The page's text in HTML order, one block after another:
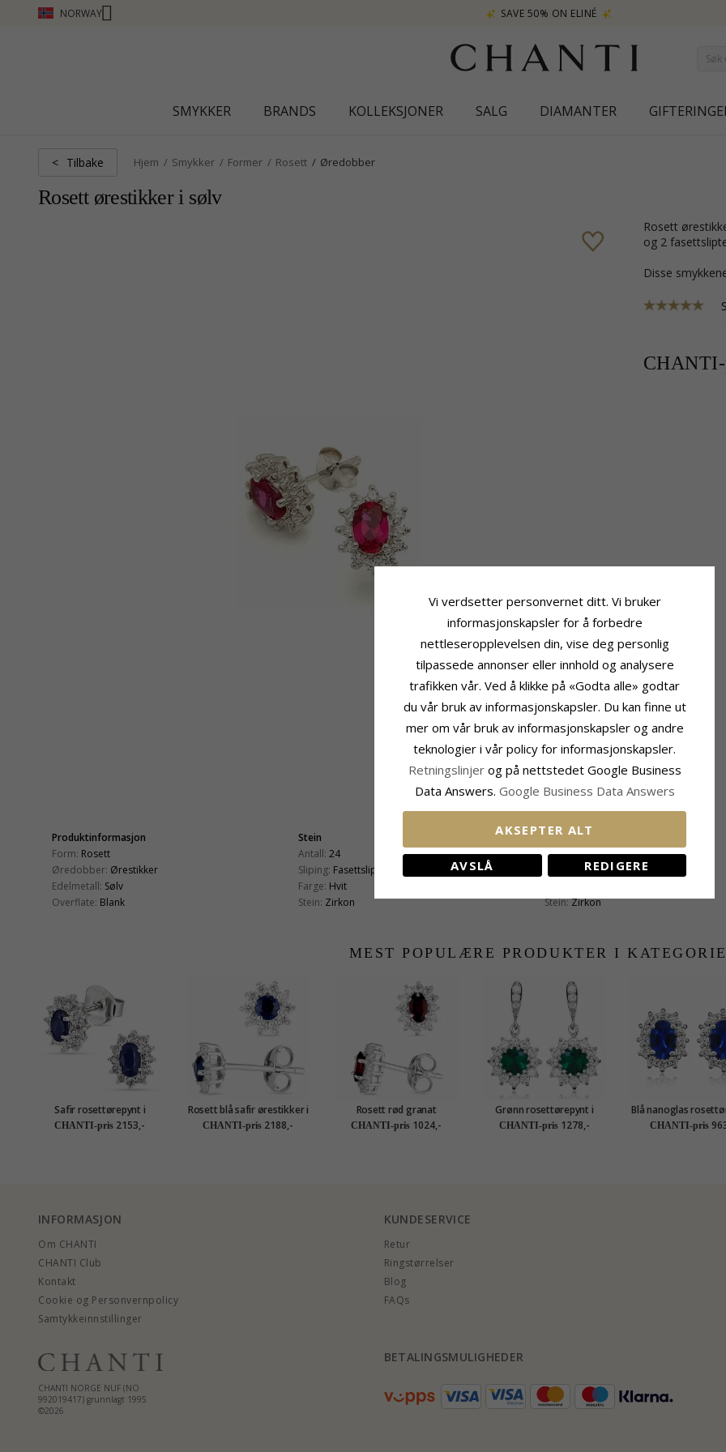
NORWAY SAVE 50% ON ELINÉ
SMYKKER BRANDS KOLLEKSJONER SALG DIAMANTER
< Tilbake Hjem Smykker Former Rosett Øredobber
Rosett ørestikker i sølv
rosett ørestikker i sølv med blank overflate og 24 fasettslipte hvite zirkoner
og 2
Disse
Produktinformasjon
Form: Rosett
Øredobber: Ørestikker
Edelmetall: Sølv
Overflate: Blank
Stein
Antall: 24
Sliping: Fasettslipt
Farge: Hvit
Stein: Zirkon
Stein
Antall:2
Fasettslipt
Stein:Zirkon
MEST POPULÆRE PRODUKTER I
Safir rosettørepynt i
rodinert sølv
CHANTI-pris 2153,-
Rosett blå safir ørestikker i
sølv
CHANTI-pris 2188,-
Rosett rød granat
ørestikker i sølv
CHANTI-pris 1024,-
Grønn rosettørepynt i
rodinert sølv
CHANTI-pris 1278,-
Blå nanoglas
i rodinert sølv
CHANTI-pris
INFORMASJON
Om CHANTI
CHANTI Club
Kontakt
Cookie og Personvernpolicy
Samtykkeinnstillinger
KUNDESERVICE
Retur
Ringstørrelser
Blog
FAQs
CHANTI NORGE NUF (NO
992019417) grunnlagt 1995
©2026
BETALINGSMULIGHEDER
Vi verdsetter personvernet ditt. Vi bruker
informasjonskapsler for å forbedre
nettleseropplevelsen din, vise deg personlig
tilpassede annonser eller innhold og analysere
trafikken vår. Ved å klikke på «Godta alle» godtar
du vår bruk av informasjonskapsler. Du kan finne ut
mer om vår bruk av informasjonskapsler og andre
teknologier i vår policy for informasjonskapsler.
Retningslinjer og på nettstedet Google Business
Data Answers. Google Business Data Answers
AKSEPTER ALT
AVSLÅ REDIGERE